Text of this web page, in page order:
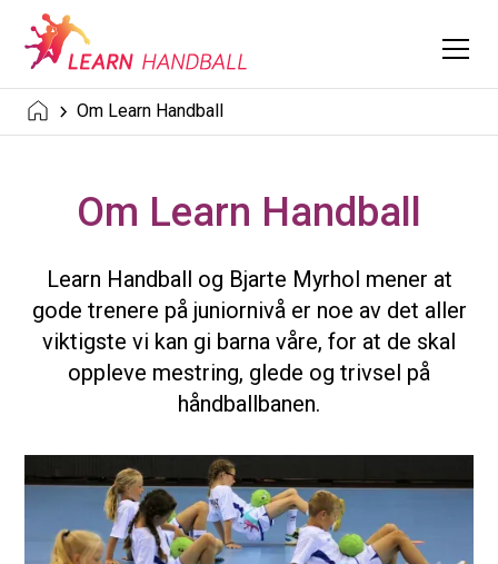
Om Learn Handball
Om Learn Handball
Learn Handball og Bjarte Myrhol mener at
gode trenere på juniornivå er noe av det aller
viktigste vi kan gi barna våre, for at de skal
oppleve mestring, glede og trivsel på
håndballbanen.